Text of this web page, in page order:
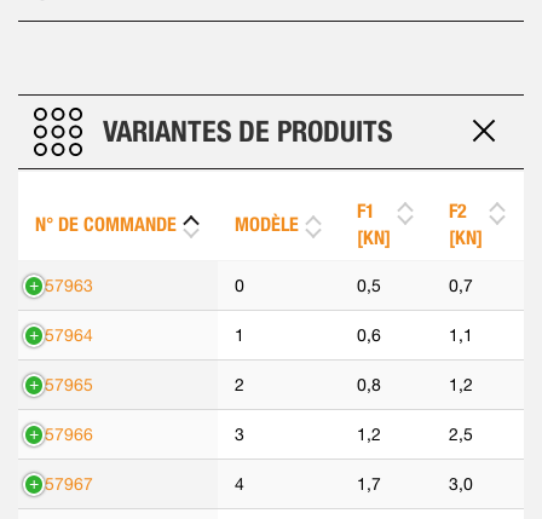
VARIANTES DE PRODUITS
N° DE COMMANDE MODÈLE
F1
[KN]
F2
[KN]
557963 0 0,5 0,7
557964 1 0,6 1,1
557965 2 0,8 1,2
557966 3 1,2 2,5
557967 4 1,7 3,0